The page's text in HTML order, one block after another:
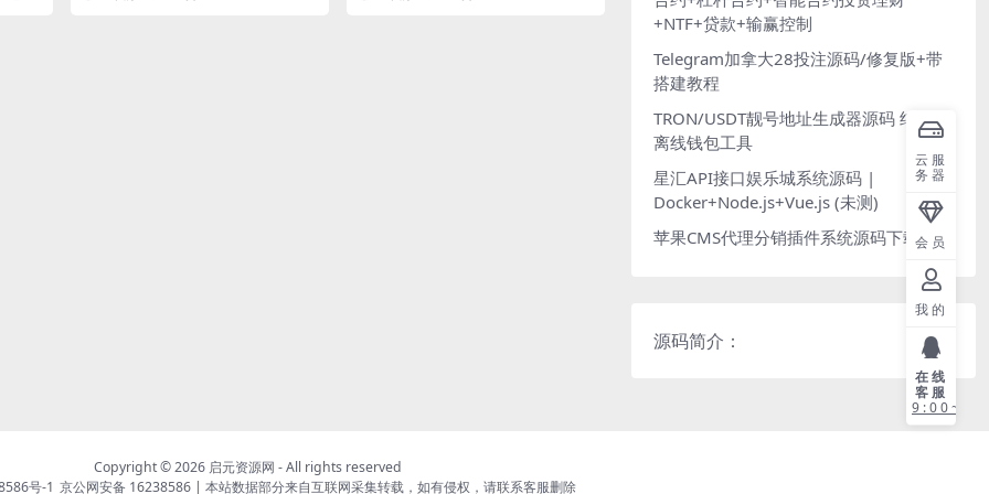
端
+NTF+贷款+输赢控制
Telegram加拿大28投注源码/修复版+带
搭建教程
TRON/USDT靓号地址生成器源码 纯本地
离线钱包工具
星汇API接口娱乐城系统源码 |
Docker+Node.js+Vue.js (未测)
苹果CMS代理分销插件系统源码下载
源码简介：
Copyright © 2026 启元资源网 - All rights reserved
号-1 京公网安备 16238586| 本站数据部分来自互联网采集转载，如有侵权，请联系客服删除
云服
务器
会员
我的
在线
客服